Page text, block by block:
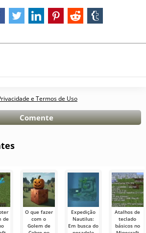
e Termos de Uso
Comente
de
O que fazer
com o
Golem de
Expedição
Nautilus:
Em busca do
Atalhos de
teclado
básicos no